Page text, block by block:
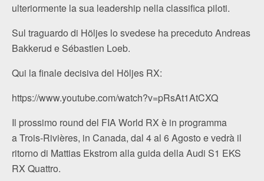
ulteriormente la sua leadership nella classifica piloti.
Sul traguardo di Höljes lo svedese ha preceduto Andreas
Bakkerud e Sébastien Loeb.
Qui la finale decisiva del Höljes RX:
https://www.youtube.com/watch?v=pRsAt1AtCXQ
Il prossimo round del FIA World RX è in programma
a Trois-Rivières, in Canada, dal 4 al 6 Agosto e vedrà il
ritorno di Mattias Ekstrom alla guida della Audi S1 EKS
RX Quattro.